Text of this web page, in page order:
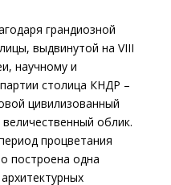
грандиозной
выдвинутой на VIII
научному и
столица КНДР –
цивилизованный
облик.
процветания
построена одна